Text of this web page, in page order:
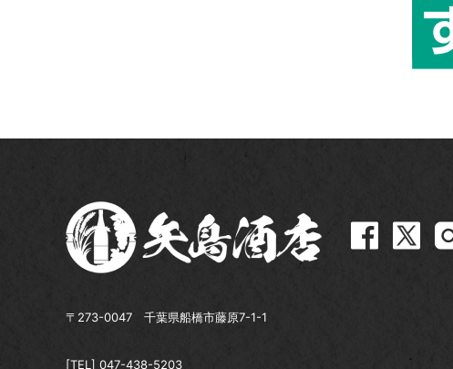
〒273-0047 千葉県船橋市藤原7-1-1
[TEL] 047-438-5203